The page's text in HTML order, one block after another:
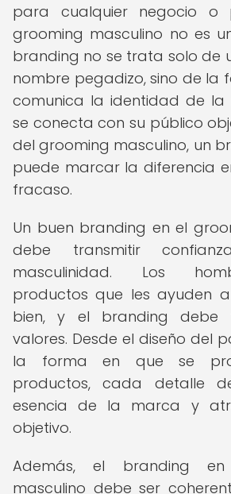
para cualquier negocio o
grooming masculino no es
branding no se trata solo de
nombre pegadizo, sino de la
comunica la identidad de
se conecta con su público
del grooming masculino, un
puede marcar la diferencia
fracaso.
Un buen branding en el
debe transmitir
masculinidad. Los
productos que les ayuden
bien, y el branding debe
valores. Desde el diseño del
la forma en que se
productos, cada detalle
esencia de la marca y
objetivo.
Además, el branding
masculino debe ser